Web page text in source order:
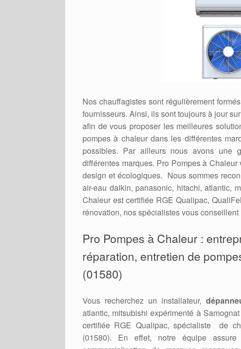
Nos chauffagistes sont régulièrement
fournisseurs. Ainsi, ils sont toujours à jour
afin de vous proposer les meilleures
pompes à chaleur dans les différentes
possibles. Par ailleurs nous avons une
différentes marques. Pro Pompes à
design et écologiques. Nous sommes
air-eau daikin, panasonic, hitachi, atlantic,
Chaleur est certifiée RGE Qualipac,
rénovation, nos spécialistes vous
Pro Pompes à Chaleur :
réparation, entretien de
(01580)
Vous recherchez un installateur,
atlantic, mitsubishi expérimenté à
certifiée RGE Qualipac, spécialiste de
(01580). En effet, notre équipe